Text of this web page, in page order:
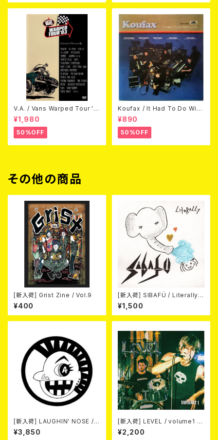
V.A. / Vans Warped Tour '0
3 (DVD)
¥1,980
50%OFF
Koufax / It Had To Do With
Love (CD)
¥890
50%OFF
その他の商品
[新入荷] Grist Zine / Vol.9
¥400
[新入荷] SIBAFÜ / Literally
(7"EP)
¥1,500
[新入荷] LAUGHIN' NOSE / P
USSY FOR SALE (LP)
¥3,850
[新入荷] LEVEL / volume1 DI
SCOGRAPHY 2021-2026 (D
IGIPACK CD)
¥2,200